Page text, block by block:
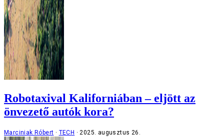
Robotaxival Kaliforniában – eljött az
önvezető autók kora?
Marciniak Róbert TECH 2025. augusztus 26.